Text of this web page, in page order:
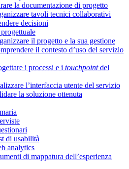
la documentazione di progetto
tavoli tecnici collaborativi
decisioni
il progetto e la sua gestione
il contesto d’uso del servizio
i processi e i touchpointdel
l’interfaccia utente del servizio
la soluzione ottenuta
di usabilità
analytics
di mappatura dell’esperienza